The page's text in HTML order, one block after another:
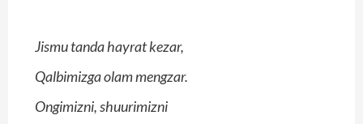
Jismu tanda hayrat kezar,
Qalbimizga olam mengzar.
Ongimizni, shuurimizni